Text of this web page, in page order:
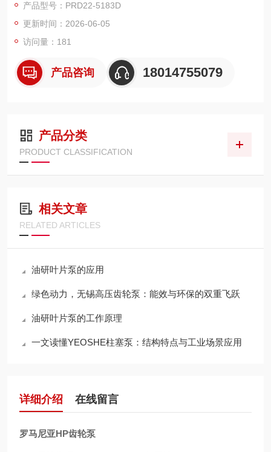
定位：欧洲老牌高压铝合金齿轮泵，高性价比（比意系便宜 20%
–30%）、低温性能强、可直接替换马祖奇 / 卡萨帕 / 派克。
认证：ISO 9001、ISCIR；可用于核电站液压系统。
产品型号：PRD22-5183D
更新时间：2026-06-05
访问量：181
产品咨询 18014755079
产品分类
PRODUCT CLASSIFICATION
相关文章
RELATED ARTICLES
油研叶片泵的应用
绿色动力，无锡高压齿轮泵：能效与环保的双重飞跃
油研叶片泵的工作原理
一文读懂YEOSHE柱塞泵：结构特点与工业场景应用
详细介绍 在线留言
罗马尼亚HP齿轮泵